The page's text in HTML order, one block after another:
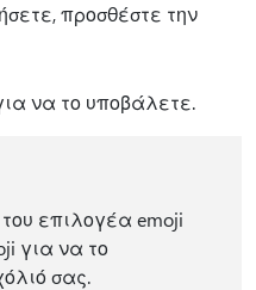
προσθέστε την
να το υποβάλετε.
του επιλογέα emoji
για να το
σας.